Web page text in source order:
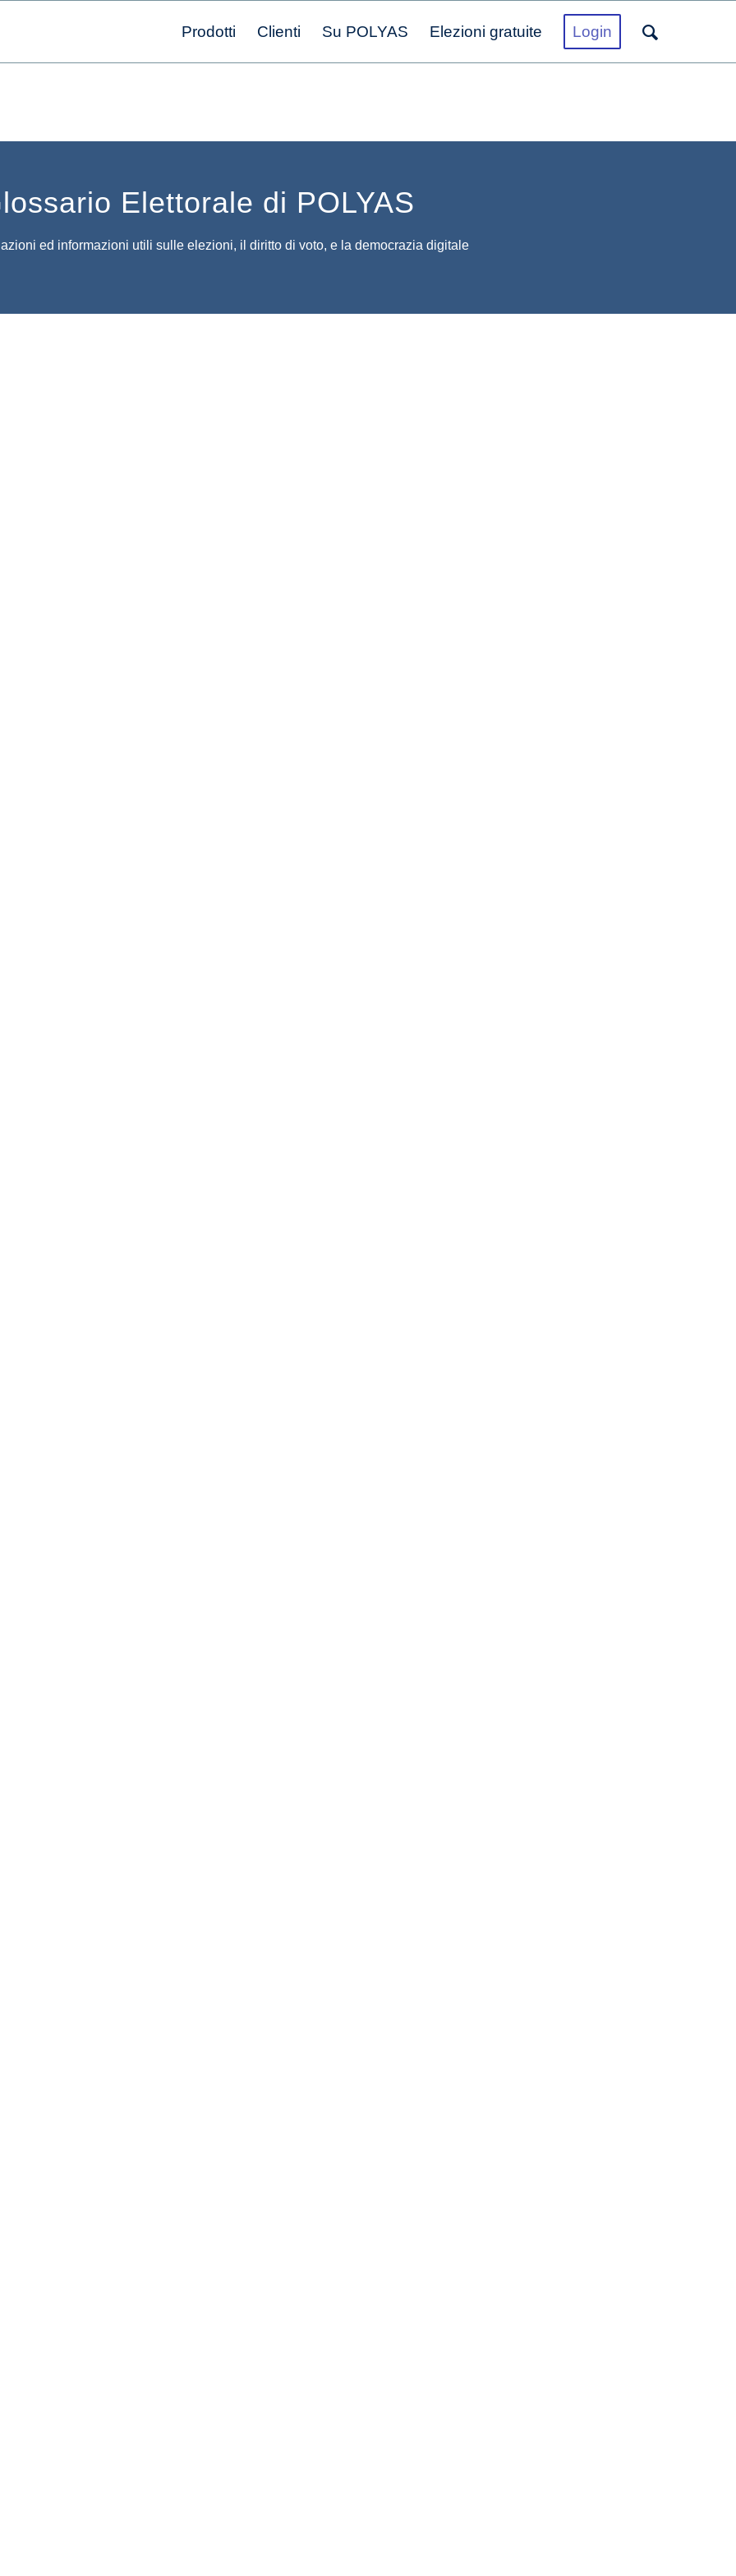
Prodotti Clienti Su POLYAS Elezioni gratuite Login
Elettorale di POLYAS
ed informazioni utili sulle elezioni, il diritto di voto, e la democrazia digitale